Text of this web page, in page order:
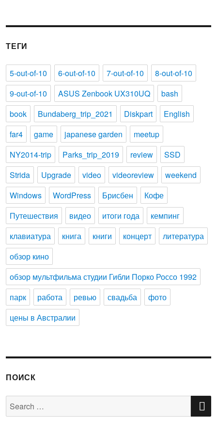
ТЕГИ
5-out-of-10 6-out-of-10 7-out-of-10
8-out-of-10
9-out-of-10
ASUS Zenbook UX310UQ
bash
book
Bundaberg_trip_2021 Diskpart
English
far4
game japanese garden
meetup
NY2014-trip
Parks_trip_2019 review
SSD
Strida
Upgrade video videoreview
weekend
Windows
WordPress Брисбен
Кофе
Путешествия
видео итоги года
кемпинг
клавиатура
книга книги концерт
литература
обзор кино
обзор мультфильма студии Гибли Порко Россо 1992
парк
работа ревью свадьба
фото
цены в Австралии
ПОИСК
Search
for: